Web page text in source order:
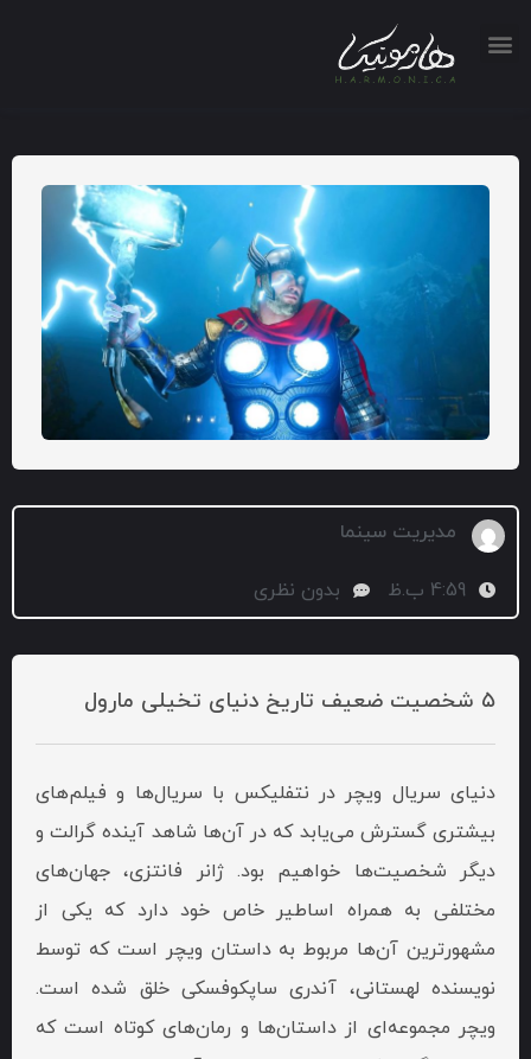
مدیریت سینما
4:59 ب.ظ بدون نظری
۵ شخصیت ضعیف تاریخ دنیای تخیلی مارول
دنیای سریال ویچر در نتفلیکس با سریال‌ها و فیلم‌های
بیشتری گسترش می‌یابد که در آن‌ها شاهد آینده گرالت و
دیگر شخصیت‌ها خواهیم بود. ژانر فانتزی، جهان‌های
مختلفی به همراه اساطیر خاص خود دارد که یکی از
مشهورترین آن‌ها مربوط به داستان ویچر است که توسط
نویسنده لهستانی، آندری ساپکوفسکی خلق شده است.
ویچر مجموعه‌ای از داستان‌ها و رمان‌های کوتاه است که